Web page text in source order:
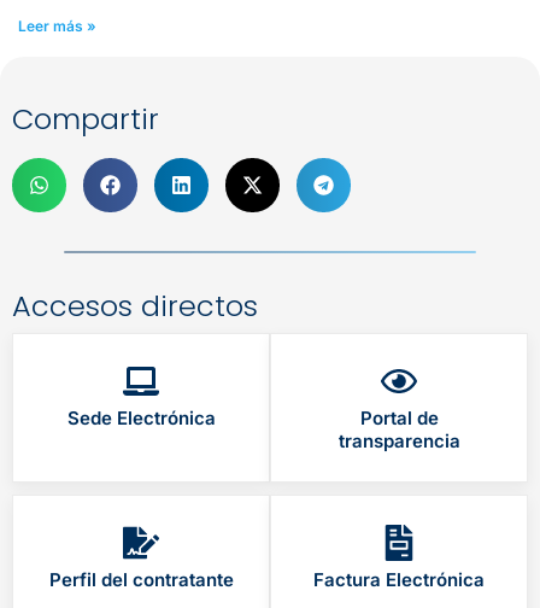
Leer más »
Compartir
Accesos directos
Sede Electrónica
Portal de
transparencia
Perfil del contratante Factura Electrónica